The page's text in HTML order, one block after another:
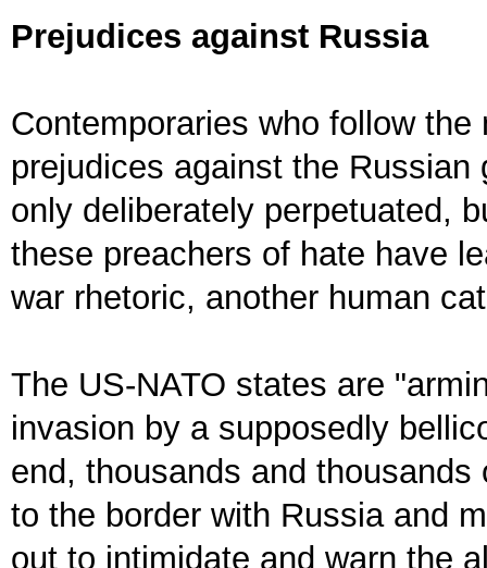
Prejudices against Russia
Contemporaries who follow
prejudices against the
only deliberately perpetuated,
these preachers of hate have
war rhetoric, another human
The US-NATO states are
invasion by a supposedly
end, thousands and
to the border with Russia and
out to intimidate and warn the